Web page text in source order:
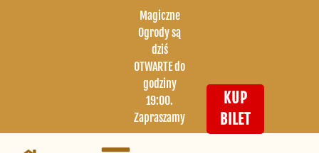
Magiczne
Ogrody są
dziś
OTWARTE do
godziny
19:00.
Zapraszamy
KUP
BILET